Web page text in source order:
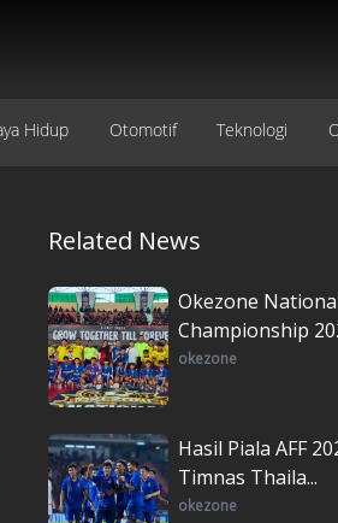
Hidup Otomotif Teknologi
Related News
Okezone
Championship
okezone
Hasil Piala AFF
Timnas Thaila...
okezone